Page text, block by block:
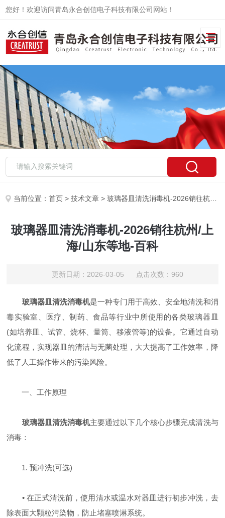
您好！欢迎访问青岛永合创信电子科技有限公司网站！
当前位置：首页 >技术文章 > 玻璃器皿清洗消毒机-2026销往杭州/上海/山东等地-百科
玻璃器皿清洗消毒机-2026销往杭州/上
海/山东等地-百科
更新日期：2026-03-05 点击次数：960
玻璃器皿清洗消毒机是一种专门用于高效、安全地清洗和消
毒实验室、医疗、制药、食品等行业中所使用的各类玻璃器皿
(如培养皿、试管、烧杯、量筒、移液管等)的设备。它通过自动
化流程，实现器皿的清洁与无菌处理，大大提高了工作效率，降
低了人工操作带来的污染风险。
一、工作原理
玻璃器皿清洗消毒机主要通过以下几个核心步骤完成清洗与
消毒：
1. 预冲洗(可选)
• 在正式清洗前，使用清水或温水对器皿进行初步冲洗，去
除表面大颗粒污染物，防止堵塞喷淋系统。